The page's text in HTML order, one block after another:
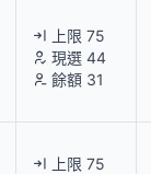
上限 75
現選 44
餘額 31
上限 75